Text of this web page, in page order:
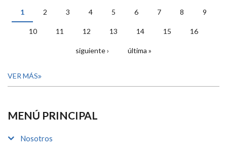
PÁGINAS
1 2 3 4 5 6 7 8 9
10 11 12 13 14 15 16
siguiente › última »
VER MÁS
MENÚ PRINCIPAL
Nosotros